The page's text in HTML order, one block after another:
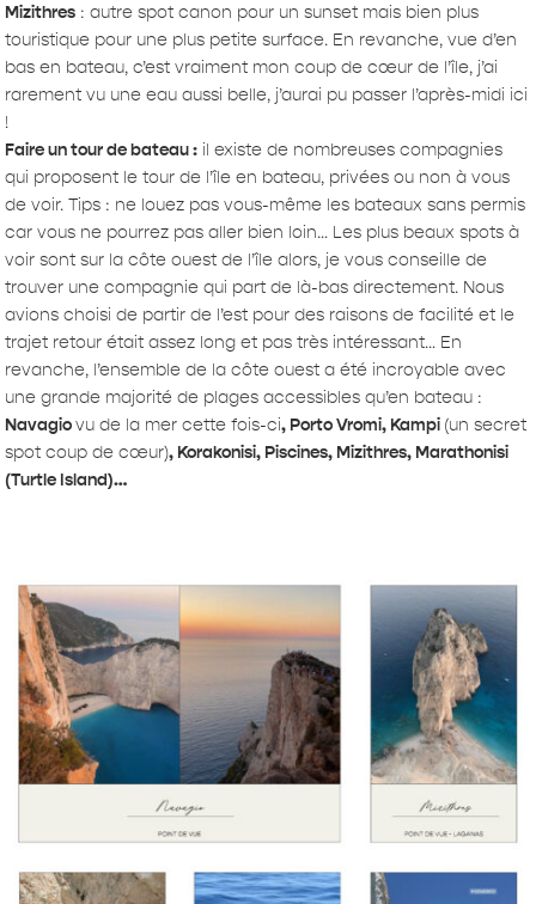
Mizithres : autre spot canon pour un sunset mais bien plus
touristique pour une plus petite surface. En revanche, vue d’en
bas en bateau, c’est vraiment mon coup de cœur de l’île, j’ai
rarement vu une eau aussi belle, j’aurai pu passer l’après-midi ici
!
Faire un tour de bateau : il existe de nombreuses compagnies
qui proposent le tour de l’île en bateau, privées ou non à vous
de voir. Tips : ne louez pas vous-même les bateaux sans permis
car vous ne pourrez pas aller bien loin… Les plus beaux spots à
voir sont sur la côte ouest de l’île alors, je vous conseille de
trouver une compagnie qui part de là-bas directement. Nous
avions choisi de partir de l’est pour des raisons de facilité et le
trajet retour était assez long et pas très intéressant… En
revanche, l’ensemble de la côte ouest a été incroyable avec
une grande majorité de plages accessibles qu’en bateau :
Navagiovu de la mer cette fois-ci, Porto Vromi, Kampi (un secret
spot coup de cœur), Korakonisi, Piscines, Mizithres, Marathonisi
(Turtle Island)…